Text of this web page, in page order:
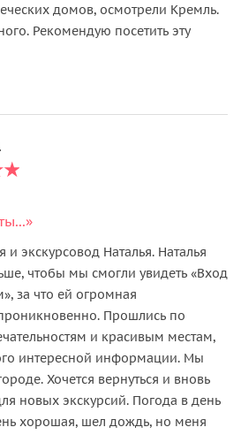
домов, осмотрели Кремль.
Рекомендую посетить эту
и экскурсовод Наталья. Наталья
чтобы мы смогли увидеть «Вход
за что ей огромная
Прошлись по
и красивым местам,
интересной информации. Мы
Хочется вернуться и вновь
новых экскурсий. Погода в день
хорошая, шел дождь, но меня